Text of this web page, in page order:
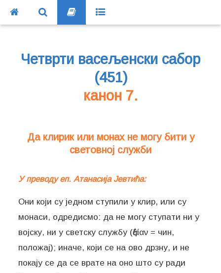
Четврти васељенски сабор
(451)
канон 7.
Да клирик или монах не могу бити у
световној служби
У преводу еп. Атанасија Јевтића:
Они који су једном ступили у клир, или су
монаси, одредисмо: да не могу ступати ни у
војску, ни у светску службу (ἀξίαν = чин,
положај); иначе, који се на ово дрзну, и не
покају се да се врате на оно што су ради